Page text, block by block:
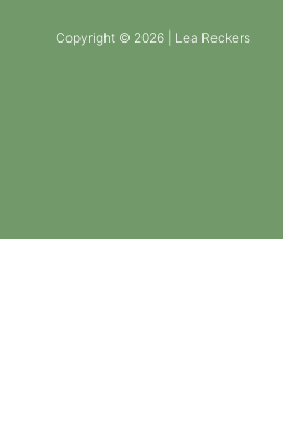
Copyright © 2026 | Lea Reckers